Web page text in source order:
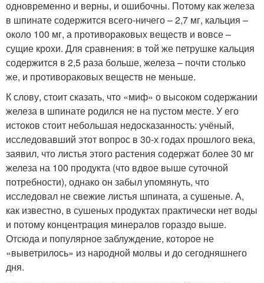
одновременно и верны, и ошибочны. Потому как железа
в шпинате содержится всего-ничего – 2,7 мг, кальция –
около 100 мг, а противораковых веществ и вовсе –
сущие крохи. Для сравнения: в той же петрушке кальция
содержится в 2,5 раза больше, железа – почти столько
же, и противораковых веществ не меньше.
К слову, стоит сказать, что «миф» о высоком содержании
железа в шпинате родился не на пустом месте. У его
истоков стоит небольшая недосказанность: учёный,
исследовавший этот вопрос в 30-х годах прошлого века,
заявил, что листья этого растения содержат более 30 мг
железа на 100 продукта (что вдвое выше суточной
потребности), однако он забыл упомянуть, что
исследовал не свежие листья шпината, а сушеные. А,
как известно, в сушеных продуктах практически нет воды
и потому концентрация минералов гораздо выше.
Отсюда и популярное заблуждение, которое не
«выветрилось» из народной молвы и до сегодняшнего
дня.